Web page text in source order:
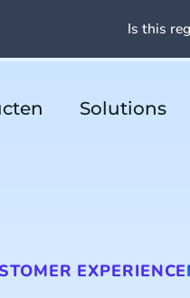
Solutions
EXPERIENCE
Is this